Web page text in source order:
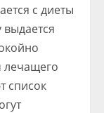
с диеты
лечащего
список